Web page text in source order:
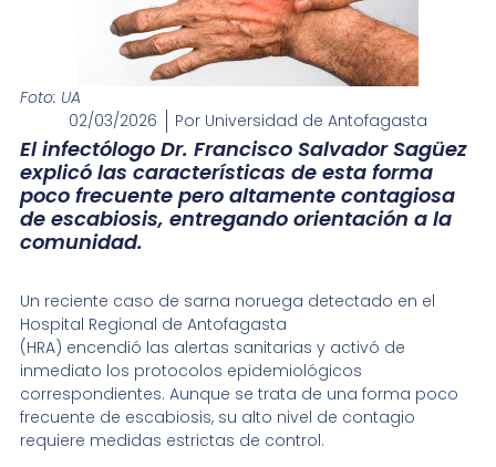
Foto: UA
02/03/2026
Por Universidad de Antofagasta
El infectólogo Dr. Francisco Salvador Sagüez
explicó las características de esta forma
poco frecuente pero altamente contagiosa
de escabiosis, entregando orientación a la
comunidad.
Un reciente caso de sarna noruega detectado en el
Hospital Regional de Antofagasta
(HRA) encendió las alertas sanitarias y activó de
inmediato los protocolos epidemiológicos
correspondientes. Aunque se trata de una forma poco
frecuente de escabiosis, su alto nivel de contagio
requiere medidas estrictas de control.